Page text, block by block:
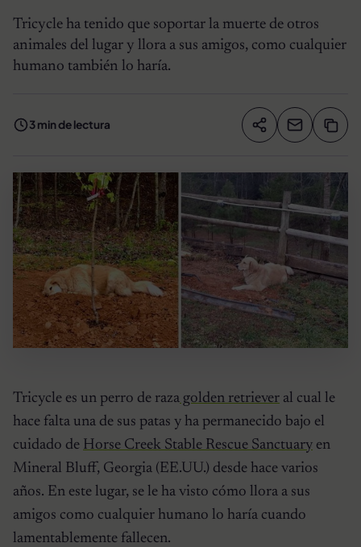
Tricycle ha tenido que soportar la muerte de otros
animales del lugar y llora a sus amigos, como cualquier
humano también lo haría.
3 min de lectura Compartir
Tricycle es un perro de raza golden retriever al cual le
hace falta una de sus patas y ha permanecido bajo el
cuidado de Horse Creek Stable Rescue Sanctuary en
Mineral Bluff, Georgia (EE.UU.) desde hace varios
años. En este lugar, se le ha visto cómo llora a sus
amigos como cualquier humano lo haría cuando
lamentablemente fallecen.